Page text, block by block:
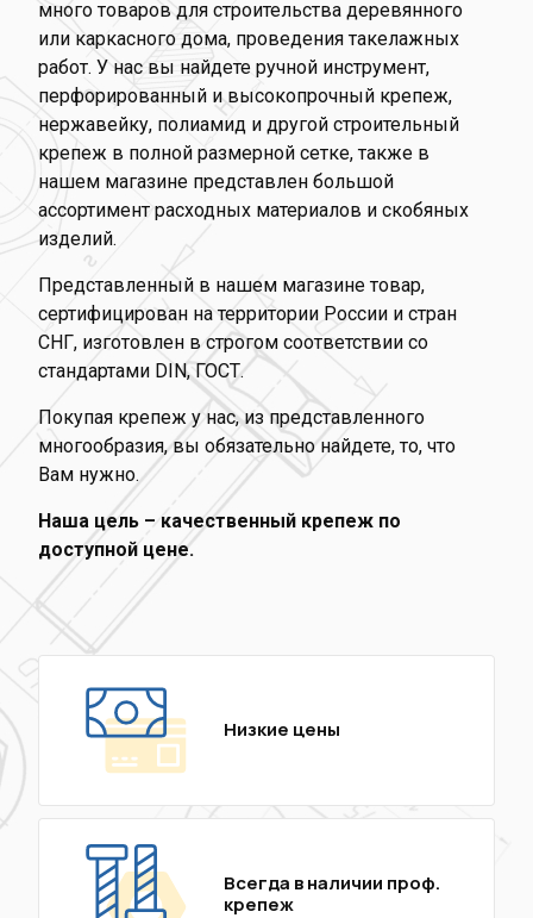
много товаров для строительства деревянного
или каркасного дома, проведения такелажных
работ. У нас вы найдете ручной инструмент,
перфорированный и высокопрочный крепеж,
нержавейку, полиамид и другой строительный
крепеж в полной размерной сетке, также в
нашем магазине представлен большой
ассортимент расходных материалов и скобяных
изделий.
Представленный в нашем магазине товар,
сертифицирован на территории России и стран
СНГ, изготовлен в строгом соответствии со
стандартами DIN, ГОСТ.
Покупая крепеж у нас, из представленного
многообразия, вы обязательно найдете, то, что
Вам нужно.
Наша цель – качественный крепеж по
доступной цене.
Низкие цены
Всегда в наличии проф.
крепеж